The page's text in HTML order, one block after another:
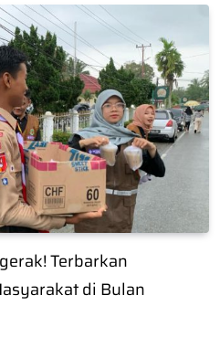
Terbarkan
di Bulan